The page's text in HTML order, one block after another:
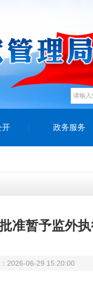
开 政务服务
准暂予监外
2026-06-29 15:20:00